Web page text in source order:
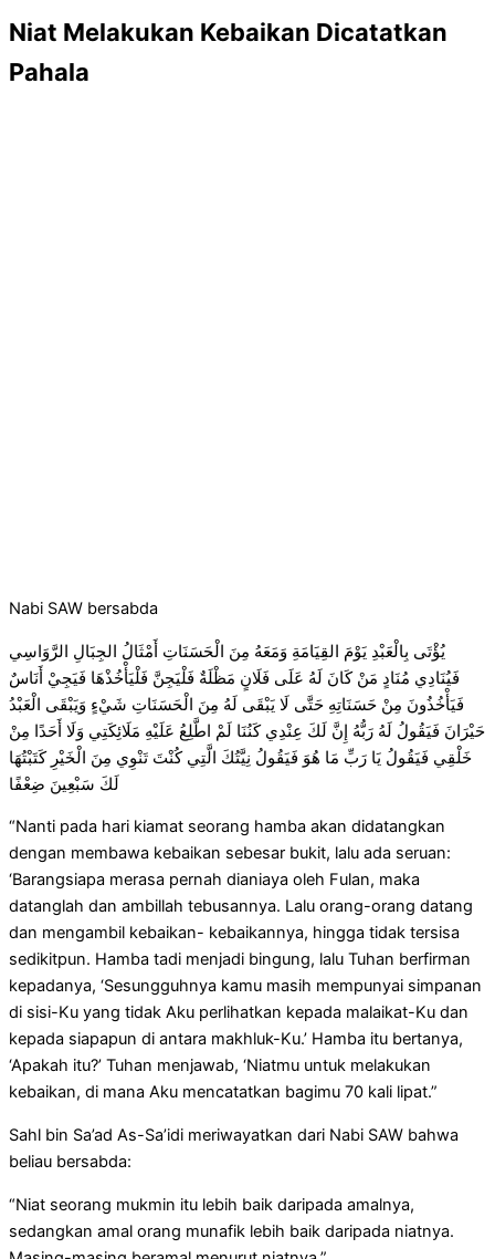
Niat Melakukan Kebaikan Dicatatkan
Pahala
Nabi SAW bersabda
يُؤْتَى بِالْعَبْدِ يَوْمَ القِيَامَةِ وَمَعَهُ مِنَ الْحَسَنَاتِ أَمْثَالُ الجِبَالِ الرَّوَاسِي
فَيُنَادِي مُنَادٍ مَنْ كَانَ لَهُ عَلَى فَلَانٍ مَظْلَةٌ فَلْيَجِنَّ فَلْيَأْخُذْهَا فَيَجِيْ أَنَاسٌ
فَيَأْخُذُونَ مِنْ حَسَنَاتِهِ حَتَّى لَا يَبْقَى لَهُ مِنَ الْحَسَنَاتِ شَيْءٍ وَيَبْقَى الْعَبْدُ
حَيْرَانَ فَيَقُولُ لَهُ رَبُّهُ إِنَّ لَكَ عِنْدِي كَنُنَا لَمْ اطَّلِعُ عَلَيْهِ مَلَائِكَتِي وَلَا أَحَدًا مِنْ
خَلْقِي فَيَقُولُ يَا رَبِّ مَا هُوَ فَيَقُولُ نِيَّتُكَ الَّتِي كُنْتَ تَنْوِي مِنَ الْخَيْرِ كَتَبْتُهَا
لَكَ سَبْعِينَ ضِعْفًا
“Nanti pada hari kiamat seorang hamba akan didatangkan
dengan membawa kebaikan sebesar bukit, lalu ada seruan:
‘Barangsiapa merasa pernah dianiaya oleh Fulan, maka
datanglah dan ambillah tebusannya. Lalu orang-orang datang
dan mengambil kebaikan- kebaikannya, hingga tidak tersisa
sedikitpun. Hamba tadi menjadi bingung, lalu Tuhan berfirman
kepadanya, ‘Sesungguhnya kamu masih mempunyai simpanan
di sisi-Ku yang tidak Aku perlihatkan kepada malaikat-Ku dan
kepada siapapun di antara makhluk-Ku.’ Hamba itu bertanya,
‘Apakah itu?’ Tuhan menjawab, ‘Niatmu untuk melakukan
kebaikan, di mana Aku mencatatkan bagimu 70 kali lipat.”
Sahl bin Sa’ad As-Sa’idi meriwayatkan dari Nabi SAW bahwa
beliau bersabda:
“Niat seorang mukmin itu lebih baik daripada amalnya,
sedangkan amal orang munafik lebih baik daripada niatnya.